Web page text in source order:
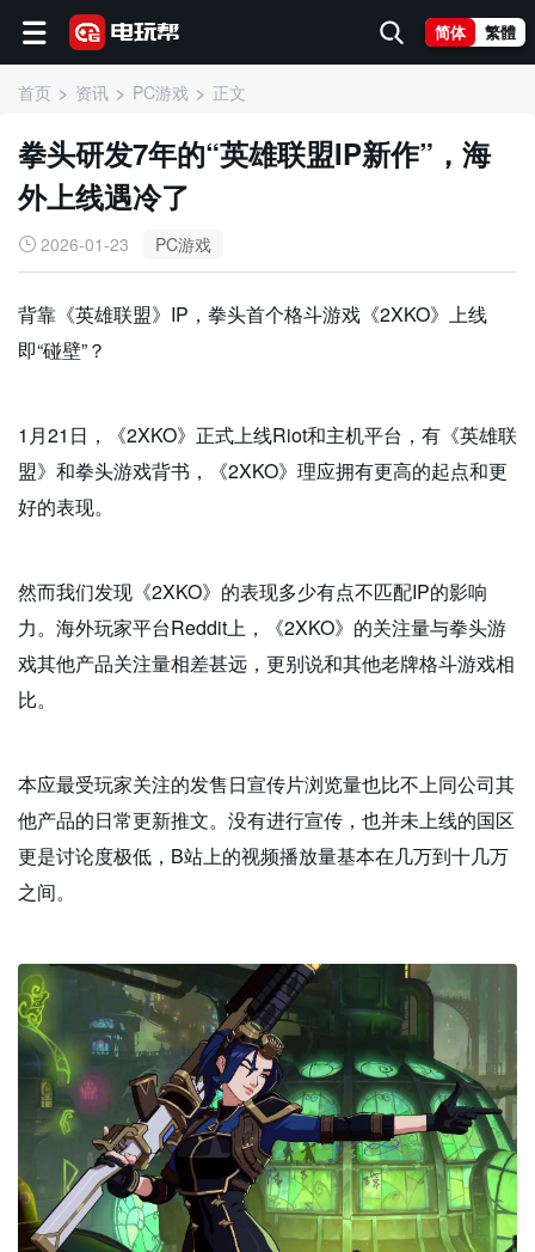
简体 繁體
首页 资讯 PC游戏 正文
拳头研发7年的“英雄联盟IP新作”，海
外上线遇冷了
2026-01-23 PC游戏
背靠《英雄联盟》IP，拳头首个格斗游戏《2XKO》上线
即“碰壁”？
1月21日，《2XKO》正式上线Riot和主机平台，有《英雄联
盟》和拳头游戏背书，《2XKO》理应拥有更高的起点和更
好的表现。
然而我们发现《2XKO》的表现多少有点不匹配IP的影响
力。海外玩家平台Reddit上，《2XKO》的关注量与拳头游
戏其他产品关注量相差甚远，更别说和其他老牌格斗游戏相
比。
本应最受玩家关注的发售日宣传片浏览量也比不上同公司其
他产品的日常更新推文。没有进行宣传，也并未上线的国区
更是讨论度极低，B站上的视频播放量基本在几万到十几万
之间。